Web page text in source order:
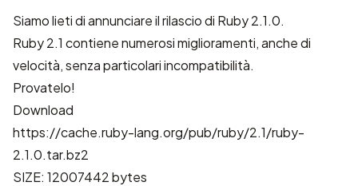
Siamo lieti di annunciare il rilascio di Ruby 2.1.0.
Ruby 2.1 contiene numerosi miglioramenti, anche di
velocità, senza particolari incompatibilità.
Provatelo!
Download
https://cache.ruby-lang.org/pub/ruby/2.1/ruby-
2.1.0.tar.bz2
SIZE: 12007442 bytes